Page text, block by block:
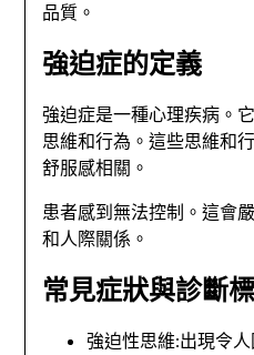
品質。
強迫症的定義
強迫症是一種心理疾病。
思維和行為。這些思維和
舒服感相關。
患者感到無法控制。這會
和人際關係。
常見症狀與診斷
強迫性思維:出現令